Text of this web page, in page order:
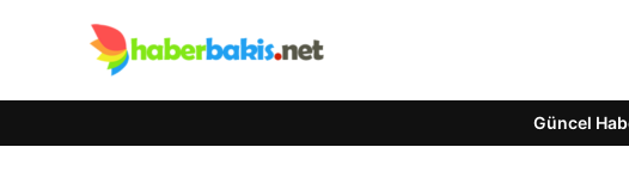
Güncel